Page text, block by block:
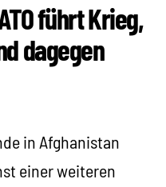
führt Krieg,
dagegen
in Afghanistan
einer weiteren